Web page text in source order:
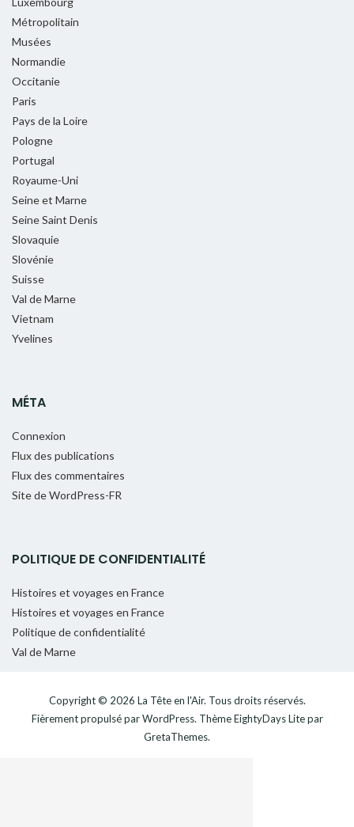
Métropolitain
Musées
Normandie
Occitanie
Paris
Pays de la Loire
Pologne
Portugal
Royaume-Uni
Seine et Marne
Seine Saint Denis
Slovaquie
Slovénie
Suisse
Val de Marne
Vietnam
Yvelines
MÉTA
Connexion
Flux des publications
Flux des commentaires
Site de WordPress-FR
POLITIQUE DE CONFIDENTIALITÉ
Histoires et voyages en France
Histoires et voyages en France
Politique de confidentialité
Val de Marne
Copyright © 2026 La Tête en l'Air. Tous droits réservés.
Fièrement propulsé parWordPress. ThèmeEightyDays Litepar
GretaThemes.